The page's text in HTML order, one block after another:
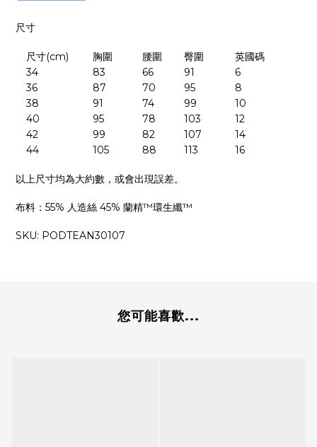
尺寸
尺寸(cm) 胸圍 腰圍 臀圍
英國碼
34
83 66 91
6
36
87 70 95
8
38
91 74 99
10
40
95 78 103
12
42
99 82 107
14
44
105 88 113 16
以上尺寸均為大約數，或會出現誤差。
布料： 55% 人造絲 45% 蘭精™環生纖™
SKU: PODTEAN30107
您可能喜歡...